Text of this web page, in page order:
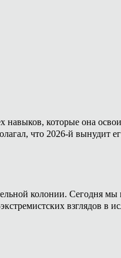
навыков, которые она
что 2026-й вынудит
колонии. Сегодня
взглядов в